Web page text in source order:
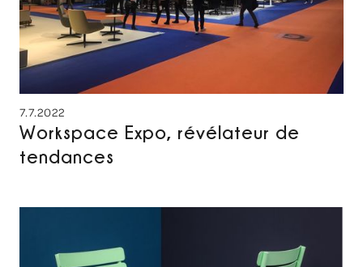
7.7.2022
Workspace Expo, révélateur de
tendances